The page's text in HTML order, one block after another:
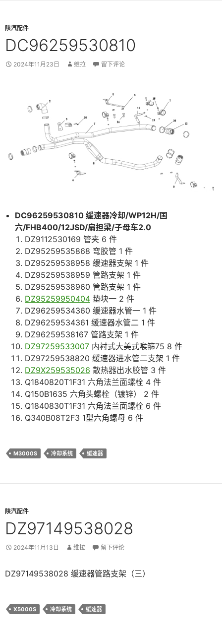
陕汽配件
DC96259530810
2024年11月23日 维拉 留下评论
DC96259530810 缓速器冷却/WP12H/国
六/FHB400/12JSD/扁担梁/子母车2.0
DZ9112530169 管夹 6 件
DZ95259535868 弯胶管 1 件
DZ95259538958 缓速器支架 1 件
DZ95259538959 管路支架 1 件
DZ95259538960 管路支架 1 件
DZ95259950404 垫块一 2 件
DZ96259534360 缓速器水管一 1 件
DZ96259534361 缓速器水管二 1 件
DZ96259538167 管路支架 1 件
DZ97259533007 内衬式大美式喉箍75 8 件
DZ97259538820 缓速器进水管二支架 1 件
DZ9X259535026 散热器出水胶管 3 件
Q1840820T1F31 六角法兰面螺栓 4 件
Q150B1635 六角头螺栓（镀锌） 2 件
Q1840830T1F31 六角法兰面螺栓 6 件
Q340B08T2F3 1型六角螺母 6 件
M3000S 冷却系统 缓速器
陕汽配件
DZ97149538028
2024年11月13日 维拉 留下评论
DZ97149538028 缓速器管路支架（三）
X5000S 冷却系统 缓速器